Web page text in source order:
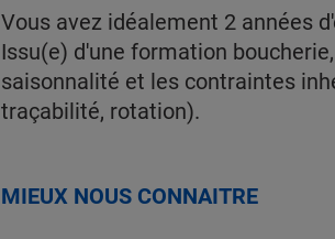
Vous avez idéalement 2 années
Issu(e) d'une formation
saisonnalité et les contraintes
traçabilité, rotation).
MIEUX NOUS CONNAITRE